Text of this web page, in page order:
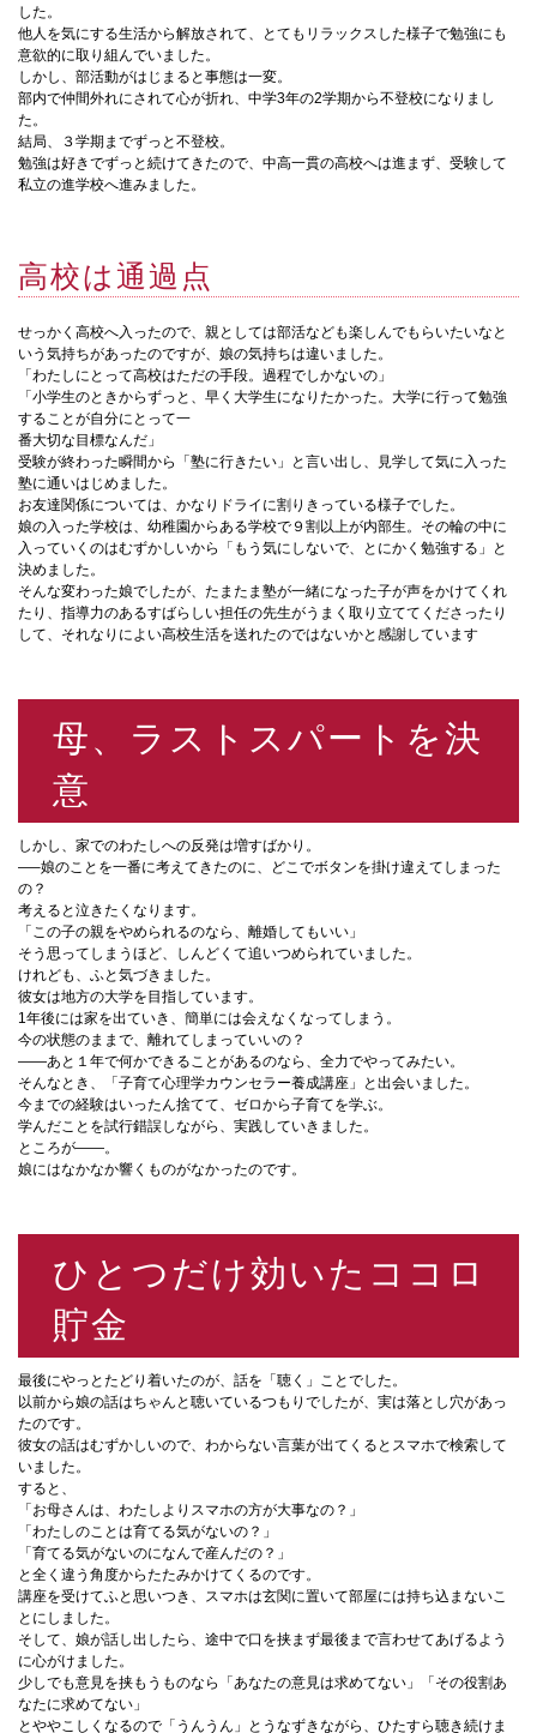
した。
他人を気にする生活から解放されて、とてもリラックスした様子で勉強にも
意欲的に取り組んでいました。
しかし、部活動がはじまると事態は一変。
部内で仲間外れにされて心が折れ、中学3年の2学期から不登校になりまし
た。
結局、３学期までずっと不登校。
勉強は好きでずっと続けてきたので、中高一貫の高校へは進まず、受験して
私立の進学校へ進みました。
高校は通過点
せっかく高校へ入ったので、親としては部活なども楽しんでもらいたいなと
いう気持ちがあったのですが、娘の気持ちは違いました。
「わたしにとって高校はただの手段。過程でしかないの」
「小学生のときからずっと、早く大学生になりたかった。大学に行って勉強
することが自分にとって一
番大切な目標なんだ」
受験が終わった瞬間から「塾に行きたい」と言い出し、見学して気に入った
塾に通いはじめました。
お友達関係については、かなりドライに割りきっている様子でした。
娘の入った学校は、幼稚園からある学校で９割以上が内部生。その輪の中に
入っていくのはむずかしいから「もう気にしないで、とにかく勉強する」と
決めました。
そんな変わった娘でしたが、たまたま塾が一緒になった子が声をかけてくれ
たり、指導力のあるすばらしい担任の先生がうまく取り立ててくださったり
して、それなりによい高校生活を送れたのではないかと感謝しています
母、ラストスパートを決
意
しかし、家でのわたしへの反発は増すばかり。
—–娘のことを一番に考えてきたのに、どこでボタンを掛け違えてしまった
の？
考えると泣きたくなります。
「この子の親をやめられるのなら、離婚してもいい」
そう思ってしまうほど、しんどくて追いつめられていました。
けれども、ふと気づきました。
彼女は地方の大学を目指しています。
1年後には家を出ていき、簡単には会えなくなってしまう。
今の状態のままで、離れてしまっていいの？
——あと１年で何かできることがあるのなら、全力でやってみたい。
そんなとき、「子育て心理学カウンセラー養成講座」と出会いました。
今までの経験はいったん捨てて、ゼロから子育てを学ぶ。
学んだことを試行錯誤しながら、実践していきました。
ところが——。
娘にはなかなか響くものがなかったのです。
ひとつだけ効いたココロ
貯金
最後にやっとたどり着いたのが、話を「聴く」ことでした。
以前から娘の話はちゃんと聴いているつもりでしたが、実は落とし穴があっ
たのです。
彼女の話はむずかしいので、わからない言葉が出てくるとスマホで検索して
いました。
すると、
「お母さんは、わたしよりスマホの方が大事なの？」
「わたしのことは育てる気がないの？」
「育てる気がないのになんで産んだの？」
と全く違う角度からたたみかけてくるのです。
講座を受けてふと思いつき、スマホは玄関に置いて部屋には持ち込まないこ
とにしました。
そして、娘が話し出したら、途中で口を挟まず最後まで言わせてあげるよう
に心がけました。
少しでも意見を挟もうものなら「あなたの意見は求めてない」「その役割あ
なたに求めてない」
とややこしくなるので「うんうん」とうなずきながら、ひたすら聴き続けま